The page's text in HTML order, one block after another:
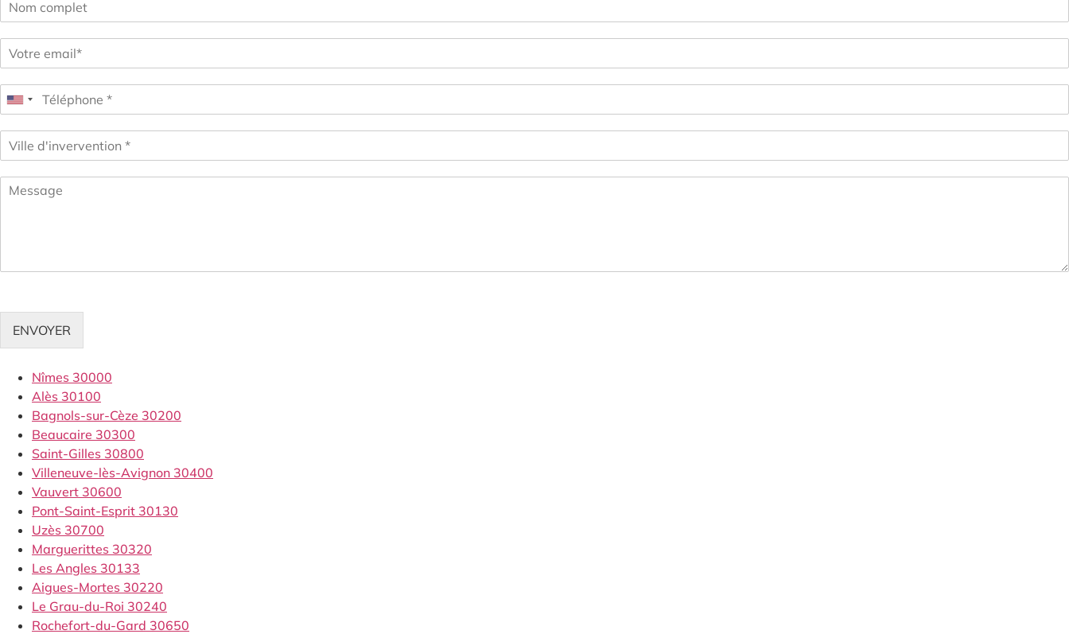
ENVOYER
Nîmes 30000
Alès 30100
Bagnols-sur-Cèze 30200
Beaucaire 30300
Saint-Gilles 30800
Villeneuve-lès-Avignon 30400
Vauvert 30600
Pont-Saint-Esprit 30130
Uzès 30700
Marguerittes 30320
Les Angles 30133
Aigues-Mortes 30220
Le Grau-du-Roi 30240
Rochefort-du-Gard 30650